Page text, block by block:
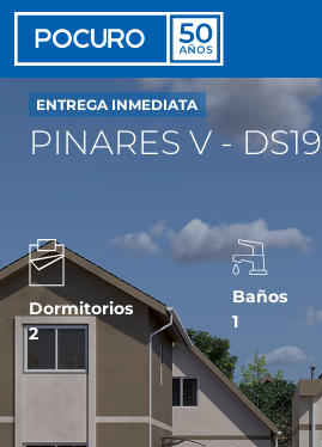
ENTREGA INMEDIATA
PINARES V - DS19
Dormitorios
2
Baños
1